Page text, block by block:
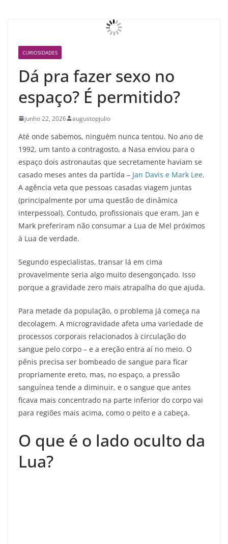
CURIOSIDADES
Dá pra fazer sexo no
espaço? É permitido?
junho 22, 2026 augustopjulio
Até onde sabemos, ninguém nunca tentou. No ano de
1992, um tanto a contragosto, a Nasa enviou para o
espaço dois astronautas que secretamente haviam se
casado meses antes da partida – Jan Davis e Mark Lee.
A agência veta que pessoas casadas viagem juntas
(principalmente por uma questão de dinâmica
interpessoal). Contudo, profissionais que eram, Jan e
Mark preferiram não consumar a Lua de Mel próximos
à Lua de verdade.
Segundo especialistas, transar lá em cima
provavelmente seria algo muito desengonçado. Isso
porque a gravidade zero mais atrapalha do que ajuda.
Para metade da população, o problema já começa na
decolagem. A microgravidade afeta uma variedade de
processos corporais relacionados à circulação do
sangue pelo corpo – e a ereção entra aí no meio. O
pênis precisa ser bombeado de sangue para ficar
propriamente ereto, mas, no espaço, a pressão
sanguínea tende a diminuir, e o sangue que antes
ficava mais concentrado na parte inferior do corpo vai
para regiões mais acima, como o peito e a cabeça.
O que é o lado oculto da
Lua?